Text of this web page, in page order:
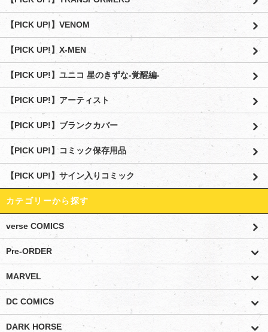
【PICK UP!】VENOM
【PICK UP!】X-MEN
【PICK UP!】ユニコ 星のきずな-覚醒編-
【PICK UP!】アーティスト
【PICK UP!】ブランクカバー
【PICK UP!】コミック保存用品
【PICK UP!】サイン入りコミック
カテゴリーから探す
verse COMICS
Pre-ORDER
MARVEL
DC COMICS
DARK HORSE